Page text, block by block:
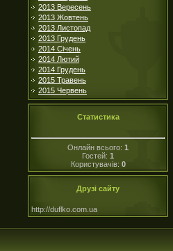
2013 Вересень
2013 Жовтень
2013 Листопад
2013 Грудень
2014 Січень
2014 Лютий
2014 Грудень
2015 Травень
2015 Червень
Статистика
Онлайн всього: 1
Гостей: 1
Користувачів: 0
Друзі сайту
http://duflko.com.ua